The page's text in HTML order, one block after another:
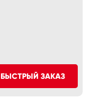
БЫСТРЫЙ ЗАКАЗ